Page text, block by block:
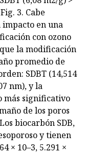
3. Cabe
impacto en una
con ozono
la modificación
promedio de
SDBT (14,514
nm), y la
más significativo
de los poros
biocarbón SDB,
y tienen
× 10–3, 5.291 ×